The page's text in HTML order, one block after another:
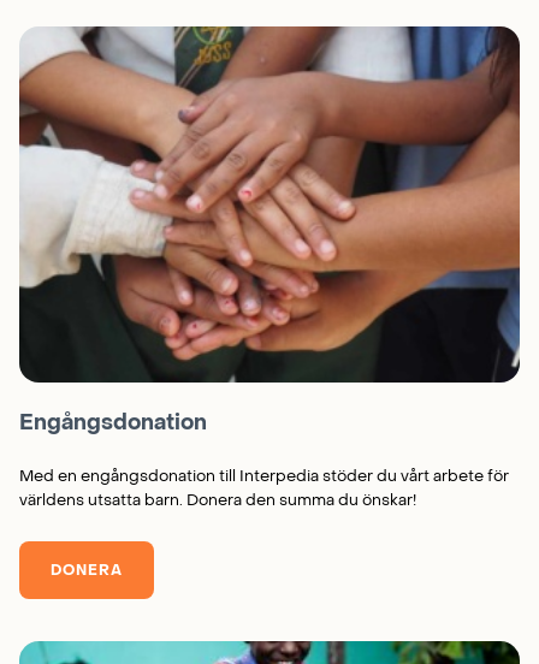
Engångsdonation
Med en engångsdonation till Interpedia stöder du vårt arbete för
världens utsatta barn. Donera den summa du önskar!
DONERA